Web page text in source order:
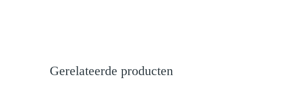
Gerelateerde producten